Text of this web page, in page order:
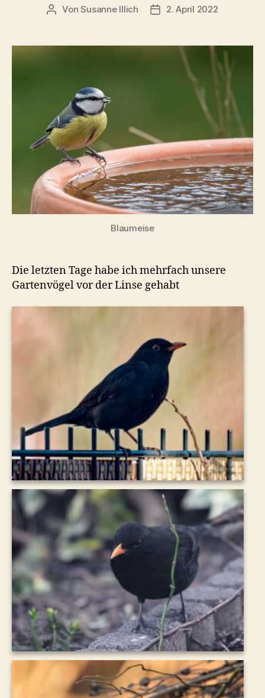
Beitragsautor
VonSusanne Illich Veröffentlichungsdatum
2. April 2022
Blaumeise
Die letzten Tage habe ich mehrfach unsere
Gartenvögel vor der Linse gehabt